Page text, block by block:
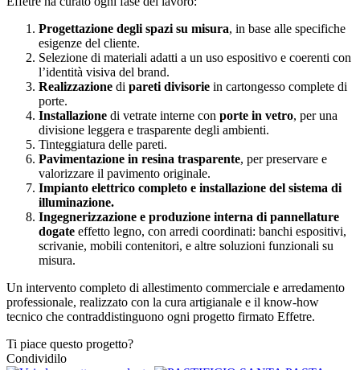
Progettazione degli spazi su misura, in base alle specifiche
esigenze del cliente.
Selezione di materiali adatti a un uso espositivo e coerenti con
l’identità visiva del brand.
Realizzazione di pareti divisorie in cartongesso complete di
porte.
Installazione di vetrate interne con porte in vetro, per una
divisione leggera e trasparente degli ambienti.
Tinteggiatura delle pareti.
Pavimentazione in resina trasparente, per preservare e
valorizzare il pavimento originale.
Impianto elettrico completo e installazione del sistema di
illuminazione.
Ingegnerizzazione e produzione interna di pannellature
dogate effetto legno, con arredi coordinati: banchi espositivi,
scrivanie, mobili contenitori, e altre soluzioni funzionali su
misura.
Un intervento completo di allestimento commerciale e arredamento
professionale, realizzato con la cura artigianale e il know-how
tecnico che contraddistinguono ogni progetto firmato Effetre.
Ti piace questo progetto?
Condividilo